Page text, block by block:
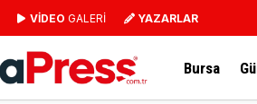
VİDEO GALERİ YAZARLAR
Bursa